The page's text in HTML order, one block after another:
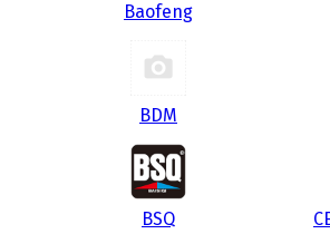
Baofeng
BDM
BSQ